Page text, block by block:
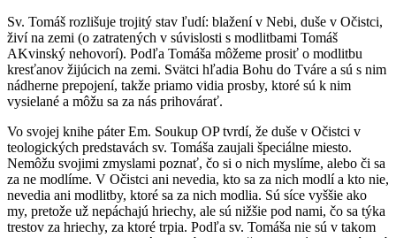
Sv. Tomáš rozlišuje trojitý stav ľudí: blažení v Nebi, duše v Očistci,
živí na zemi (o zatratených v súvislosti s modlitbami Tomáš
AKvinský nehovorí). Podľa Tomáša môžeme prosiť o modlitbu
kresťanov žijúcich na zemi. Svätci hľadia Bohu do Tváre a sú s nim
nádherne prepojení, takže priamo vidia prosby, ktoré sú k nim
vysielané a môžu sa za nás prihovárať.
Vo svojej knihe páter Em. Soukup OP tvrdí, že duše v Očistci v
teologických predstavách sv. Tomáša zaujali špeciálne miesto.
Nemôžu svojimi zmyslami poznať, čo si o nich myslíme, alebo či sa
za ne modlíme. V Očistci ani nevedia, kto sa za nich modlí a kto nie,
nevedia ani modlitby, ktoré sa za nich modlia. Sú síce vyššie ako
my, pretože už nepáchajú hriechy, ale sú nižšie pod nami, čo sa týka
trestov za hriechy, za ktoré trpia. Podľa sv. Tomáša nie sú v takom